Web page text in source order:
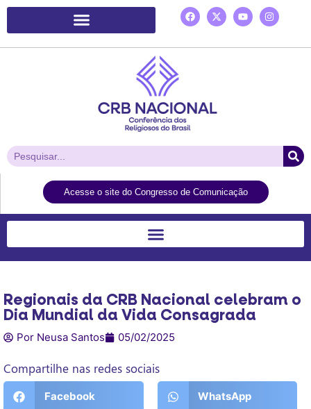
Acesse o site do Congresso de Comunicação
Regionais da CRB Nacional celebram o
Dia Mundial da Vida Consagrada
Por Neusa Santos 05/02/2025
Compartilhe nas redes sociais
Facebook WhatsApp